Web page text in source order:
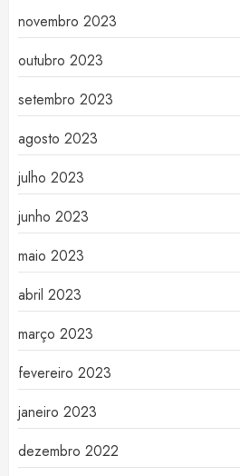
novembro 2023
outubro 2023
setembro 2023
agosto 2023
julho 2023
junho 2023
maio 2023
abril 2023
março 2023
fevereiro 2023
janeiro 2023
dezembro 2022